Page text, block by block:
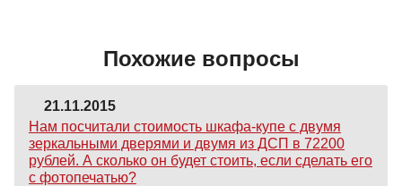
Похожие вопросы
21.11.2015
Нам посчитали стоимость шкафа-купе с двумя
зеркальными дверями и двумя из ДСП в 72200
рублей. А сколько он будет стоить, если сделать его
с фотопечатью?